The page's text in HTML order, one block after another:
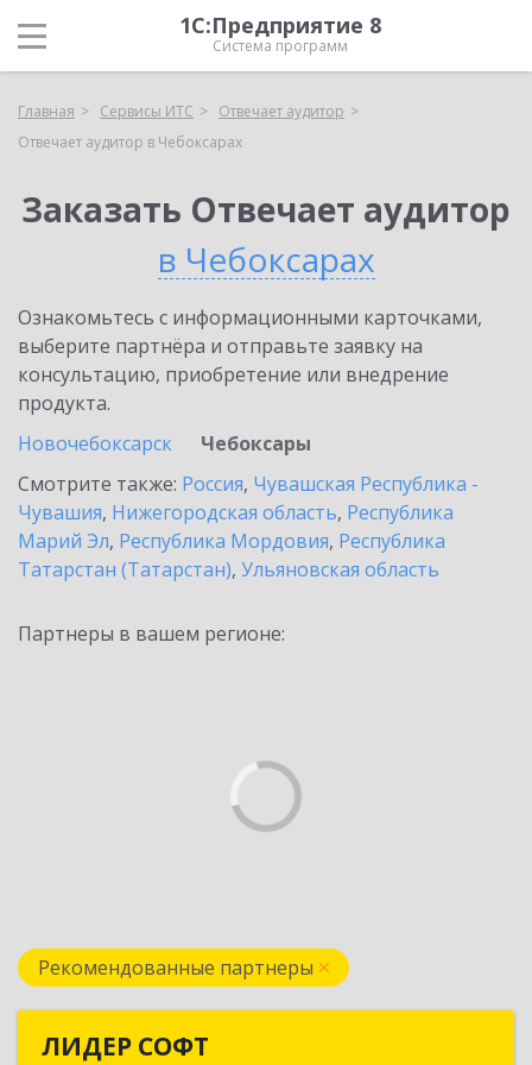
1С:Предприятие 8
Система программ
Главная Сервисы ИТС
Отвечает аудитор
Отвечает аудитор в Чебоксарах
Заказать Отвечает аудитор
в Чебоксарах
Ознакомьтесь с информационными карточками,
выберите партнёра и отправьте заявку на
консультацию, приобретение или внедрение
продукта.
Новочебоксарск
Чебоксары
Смотрите также: Россия, Чувашская Республика -
Чувашия, Нижегородская область, Республика
Марий Эл, Республика Мордовия, Республика
Татарстан (Татарстан), Ульяновская область
Партнеры в вашем регионе:
Рекомендованные партнеры
ЛИДЕР СОФТ